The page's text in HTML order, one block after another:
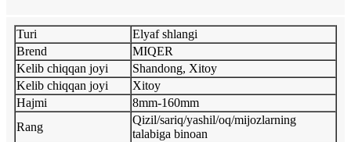
Turi
Elyaf shlangi
Brend
MIQER
Kelib chiqqan joyi
Shandong, Xitoy
Kelib chiqqan joyi
Xitoy
Hajmi
8mm-160mm
Rang
Qizil/sariq/yashil/oq/mijozlarning
talabiga binoan